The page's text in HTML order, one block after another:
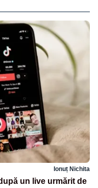
Ionuț Nichita
un live urmărit de